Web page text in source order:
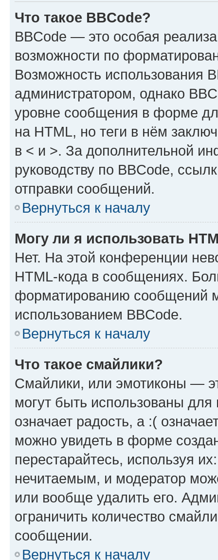
Что такое BBCode?
BBCode — это особая
возможности по
Возможность использования
администратором, однако
уровне сообщения в форме
на HTML, но теги в нём
в < и >. За дополнительной
руководству по BBCode,
отправки сообщений.
Вернуться к началу
Могу ли я использовать
Нет. На этой конференции
HTML-кода в сообщениях.
форматированию сообщений
использованием BBCode.
Вернуться к началу
Что такое смайлики?
Смайлики, или эмотиконы —
могут быть использованы
означает радость, а :(
можно увидеть в форме
перестарайтесь, используя
нечитаемым, и модератор
или вообще удалить его.
ограничить количество
сообщении.
Вернуться к началу